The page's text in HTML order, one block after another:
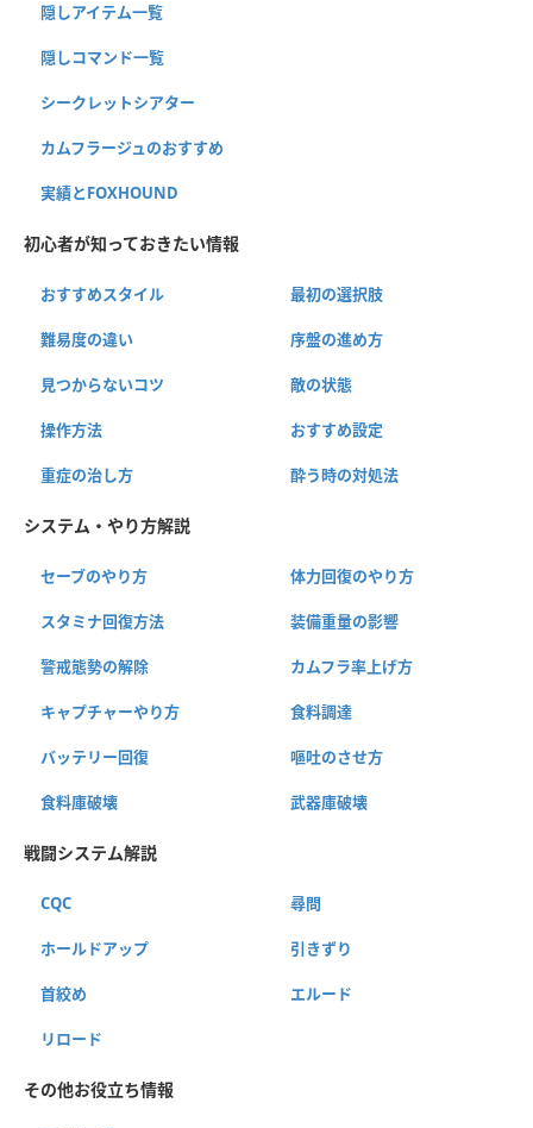
隠しアイテム一覧
隠しコマンド一覧
シークレットシアター
カムフラージュのおすすめ
実績とFOXHOUND
初心者が知っておきたい情報
おすすめスタイル 最初の選択肢
難易度の違い 序盤の進め方
見つからないコツ 敵の状態
操作方法 おすすめ設定
重症の治し方 酔う時の対処法
システム・やり方解説
セーブのやり方 体力回復のやり方
スタミナ回復方法 装備重量の影響
警戒態勢の解除 カムフラ率上げ方
キャプチャーやり方 食料調達
バッテリー回復 嘔吐のさせ方
食料庫破壊 武器庫破壊
戦闘システム解説
CQC 尋問
ホールドアップ 引きずり
首絞め エルード
リロード
その他お役立ち情報